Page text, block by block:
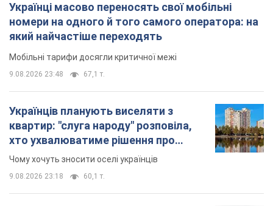
Українці масово переносять свої мобільні
номери на одного й того самого оператора: на
який найчастіше переходять
Мобільні тарифи досягли критичної межі
9.08.2026 23:48 67,1 т.
Українців планують виселяти з
квартир: "слуга народу" розповіла,
хто ухвалюватиме рішення про
знесення будинків
Чому хочуть зносити оселі українців
9.08.2026 23:18 60,1 т.